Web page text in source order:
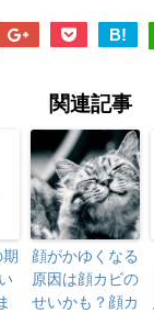
B!
関連記事
顔がかゆくなる
原因は顔カビの
せいかも？顔カ